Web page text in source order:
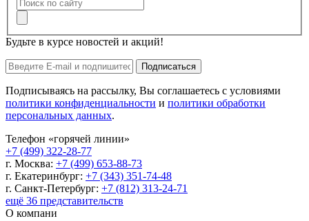
Будьте в курсе новостей и акций!
Подписаться
Подписываясь на рассылку, Вы соглашаетесь с условиями
политики конфиденциальности и политики обработки
персональных данных.
Телефон «горячей линии»
+7 (499) 322-28-77
г. Москва: +7 (499) 653-88-73
г. Екатеринбург: +7 (343) 351-74-48
г. Санкт-Петербург: +7 (812) 313-24-71
ещё 36 представительств
О компани